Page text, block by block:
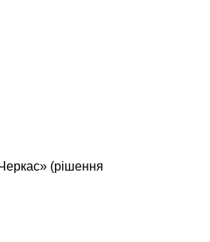
(рішення